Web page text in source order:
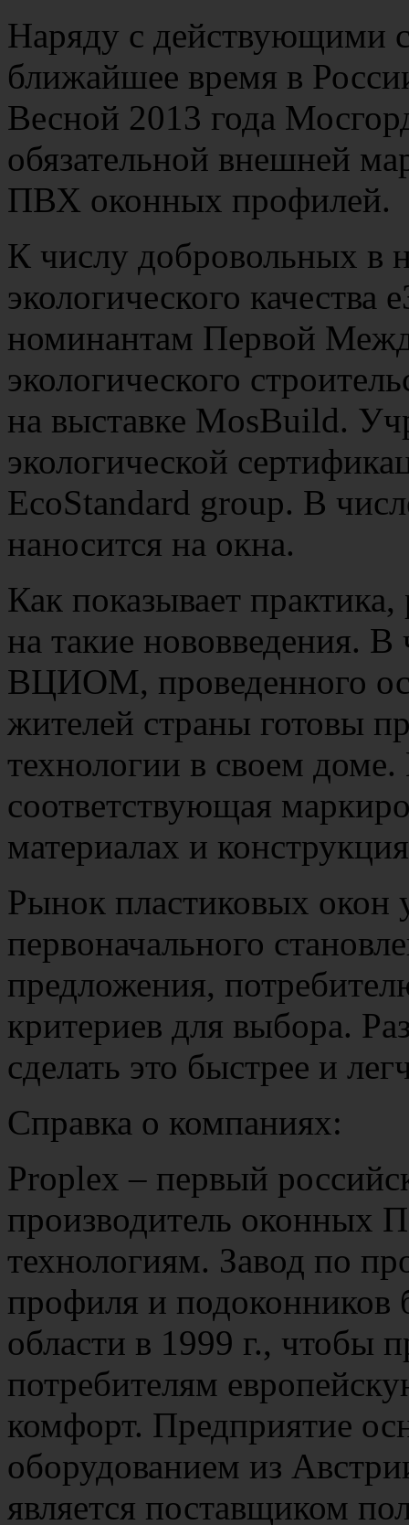
Наряду с действующими
ближайшее время в
Весной 2013 года
обязательной внешней
ПВХ оконных профилей.
К числу добровольных в
экологического
номинантам Первой
экологического
на выставке MosBuild.
экологической
EcoStandard group. В
наносится на окна.
Как показывает
на такие нововведения.
ВЦИОМ, проведенного
жителей страны готовы
технологии в своем
соответствующая
материалах и
Рынок пластиковых окон
первоначального
предложения,
критериев для выбора.
сделать это быстрее и
Справка о компаниях:
Proplex – первый
производитель оконных
технологиям. Завод по
профиля и подоконников
области в 1999 г., чтобы
потребителям
комфорт. Предприятие
оборудованием из
является поставщиком